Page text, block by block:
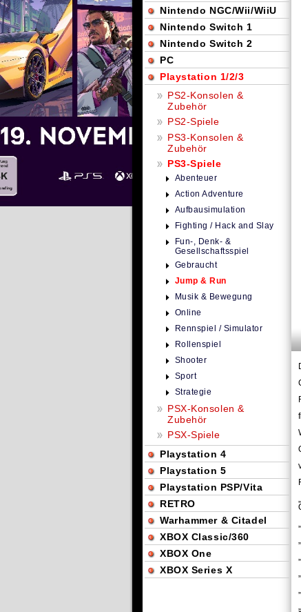
Nintendo NGC/Wii/WiiU
Nintendo Switch 1
Nintendo Switch 2
PC
Playstation 1/2/3
PS2-Konsolen &
Zubehör
PS2-Spiele
PS3-Konsolen &
Zubehör
PS3-Spiele
Abenteuer
Action Adventure
Aufbausimulation
Fighting / Hack and Slay
Fun-, Denk- &
Gesellschaftsspiel
Gebraucht
Jump & Run
Musik & Bewegung
Online
Rennspiel / Simulator
Rollenspiel
Shooter
Sport
Strategie
PSX-Konsolen &
Zubehör
PSX-Spiele
Playstation 4
Playstation 5
Playstation PSP/Vita
RETRO
Warhammer & Citadel
XBOX Classic/360
XBOX One
XBOX Series X